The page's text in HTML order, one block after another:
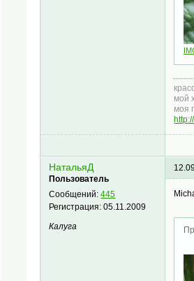
мой
моя
НатальяД
Пользователь
Сообщений:445
Регистрация:05.11.2009
Калуга